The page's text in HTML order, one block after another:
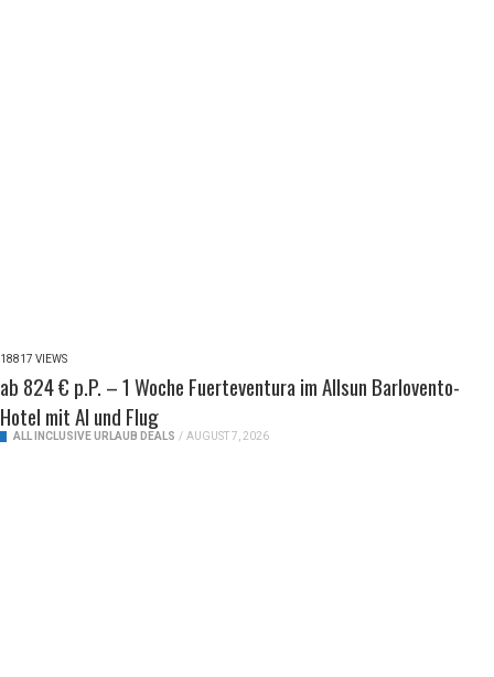
18817 VIEWS
ab 824 € p.P. – 1 Woche Fuerteventura im Allsun Barlovento-
Hotel mit AI und Flug
ALL INCLUSIVE URLAUB DEALS / AUGUST 7, 2026